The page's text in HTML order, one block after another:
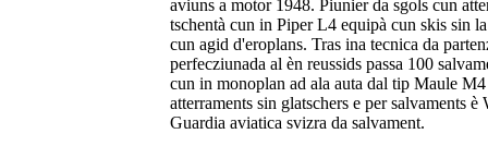
aviuns a motor 1948. Piunier da sgols cun
tschentà cun in Piper L4 equipà cun skis sin
cun agid d'eroplans. Tras ina tecnica da
perfecziunada al èn reussids passa 100
cun in monoplan ad ala auta dal tip Maule
atterraments sin glatschers e per salvaments
Guardia aviatica svizra da salvament.